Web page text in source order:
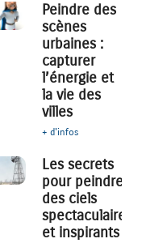
Peindre des
scènes
urbaines :
capturer
l’énergie et
la vie des
villes
+ d'infos
Les secrets
pour peindre
des ciels
spectaculaires
et inspirants